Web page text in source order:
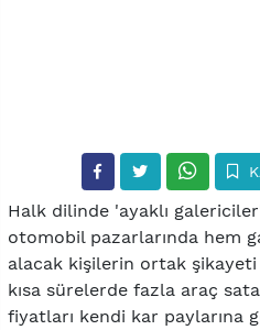
Halk dilinde 'ayaklı
otomobil pazarlarında hem
alacak kişilerin ortak şikayeti
kısa sürelerde fazla araç
fiyatları kendi kar paylarına